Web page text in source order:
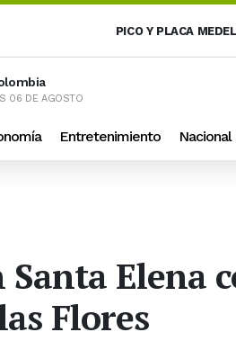
PICO Y PLACA
06 DE AGOSTO
Entretenimiento Nacional
Elena
Flores